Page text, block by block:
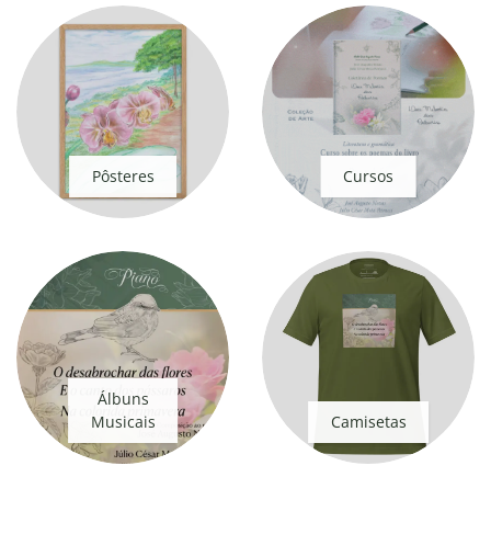
Pôsteres Cursos
Álbuns
Musicais
Camisetas